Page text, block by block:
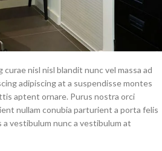
nisl nisl blandit nunc vel massa ad
adipiscing at a suspendisse montes
aptent ornare. Purus nostra orci
nullam conubia parturient a porta felis
vestibulum nunc a vestibulum at